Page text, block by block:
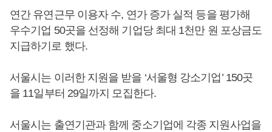
연간 유연근무 이용자 수, 연가 증가 실적 등을 평가해
우수기업 50곳을 선정해 기업당 최대 1천만 원 포상금도
지급하기로 했다.
서울시는 이러한 지원을 받을 ‘서울형 강소기업’ 150곳
을 11일부터 29일까지 모집한다.
서울시는 출연기관과 함께 중소기업에 각종 지원사업을